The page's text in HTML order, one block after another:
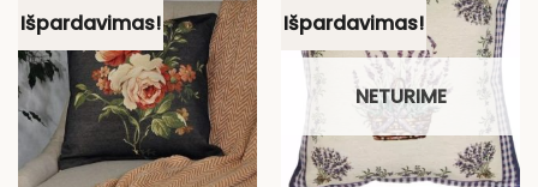
Išpardavimas! Išpardavimas!
NETURIME